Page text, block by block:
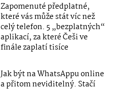
Zapomenuté předplatné,
které vás může stát víc než
celý telefon. 5 „bezplatných“
aplikací, za které Češi ve
finále zaplatí tisíce
Jak být na WhatsAppu online
a přitom neviditelný. Stačí